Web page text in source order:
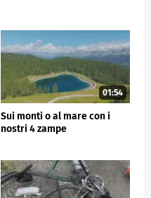
01:54
Sui monti o al mare con i
nostri 4 zampe